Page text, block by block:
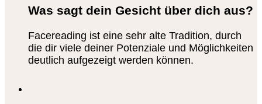
Was sagt dein Gesicht über dich aus?
Facereading ist eine sehr alte Tradition, durch
die dir viele deiner Potenziale und Möglichkeiten
deutlich aufgezeigt werden können.